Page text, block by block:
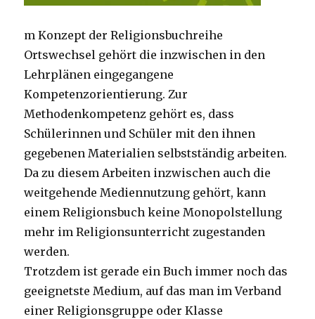
m Konzept der Religionsbuchreihe
Ortswechsel gehört die inzwischen in den
Lehrplänen eingegangene
Kompetenzorientierung. Zur
Methodenkompetenz gehört es, dass
Schülerinnen und Schüler mit den ihnen
gegebenen Materialien selbstständig arbeiten.
Da zu diesem Arbeiten inzwischen auch die
weitgehende Mediennutzung gehört, kann
einem Religionsbuch keine Monopolstellung
mehr im Religionsunterricht zugestanden
werden.
Trotzdem ist gerade ein Buch immer noch das
geeignetste Medium, auf das man im Verband
einer Religionsgruppe oder Klasse